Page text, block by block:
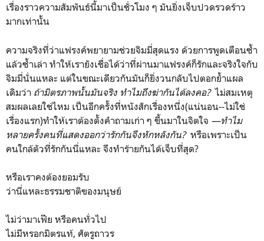
เรื่องราวความสัมพันธ์นี้มาเป็นชั่วโมง ๆ มันยิ่งเจ็บปวดรวดร้าว
มากเท่านั้น
ความจริงที่ว่าแฟรงค์พยายามช่วยจิมมี่สุดแรง ด้วยการพูดเตือนซ้ำ
แล้วซ้ำเล่า ทำให้เรายังเชื่อได้ว่าที่ผ่านมาแฟรงค์ก็รักและจริงใจกับ
จิมมี่นั่นแหละ แต่ในขณะเดียวกันมันก็ยิ่งวนกลับไปตอกย้ำแผล
เดิมว่า ถ้ามิตรภาพนั้นมันจริง ทำไมถึงฆ่ากันได้ลงคอ?ไม่สมเหตุ
สมผลเลยใช่ไหม เป็นอีกครั้งที่หนังสักเรื่องหนึ่ง(แน่นอน--ไม่ใช่
เรื่องแรก)ทำให้เราต้องตั้งคำถามเก่า ๆ ขึ้นมาในจิตใจ —ทำไม
หลายครั้งคนที่แสดงออกว่ารักกันจึงหักหลังกัน? หรือเพราะเป็น
คนใกล้ตัวที่รักกันนี่แหละ จึงทำร้ายกันได้เจ็บที่สุด?
หรือเราคงต้องยอมรับ
ว่านี่แหละธรรมชาติของมนุษย์
ไม่ว่ามาเฟีย หรือคนทั่วไป
ไม่มีหรอกมิตรแท้, ศัตรูถาวร